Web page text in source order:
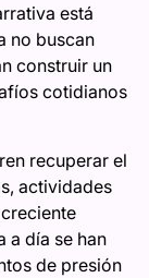
está
no buscan
construir un
cotidianos
recuperar el
actividades
a día se han
de presión